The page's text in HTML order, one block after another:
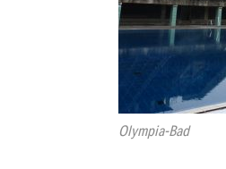
Olympia-Bad